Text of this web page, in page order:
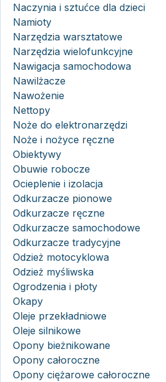
Naczynia i sztućce dla dzieci
Namioty
Narzędzia warsztatowe
Narzędzia wielofunkcyjne
Nawigacja samochodowa
Nawilżacze
Nawożenie
Nettopy
Noże do elektronarzędzi
Noże i nożyce ręczne
Obiektywy
Obuwie robocze
Ocieplenie i izolacja
Odkurzacze pionowe
Odkurzacze ręczne
Odkurzacze samochodowe
Odkurzacze tradycyjne
Odzież motocyklowa
Odzież myśliwska
Ogrodzenia i płoty
Okapy
Oleje przekładniowe
Oleje silnikowe
Opony bieżnikowane
Opony całoroczne
Opony ciężarowe całoroczne